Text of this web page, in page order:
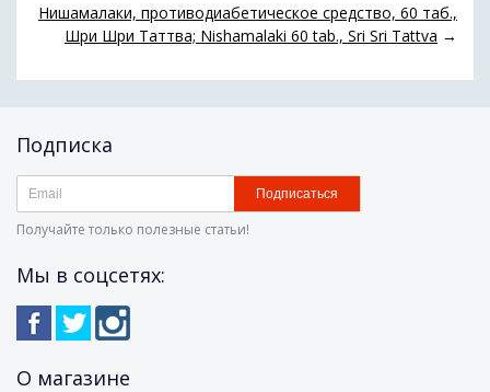
Нишамалаки, противодиабетическое средство, 60 таб.,
Шри Шри Таттва; Nishamalaki 60 tab., Sri Sri Tattva →
Подписка
Подписаться
Получайте только полезные статьи!
Мы в соцсетях:
О магазине